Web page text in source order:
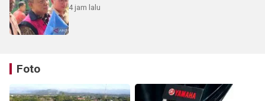
4 jam lalu
Foto